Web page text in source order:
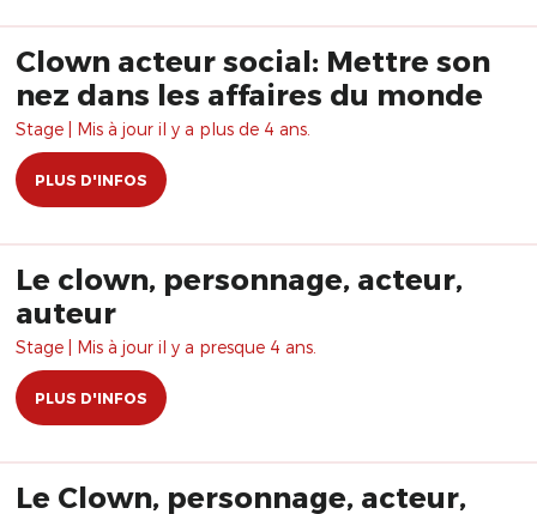
Clown acteur social: Mettre son
nez dans les affaires du monde
Stage | Mis à jour il y a plus de 4 ans.
PLUS D'INFOS
Le clown, personnage, acteur,
auteur
Stage | Mis à jour il y a presque 4 ans.
PLUS D'INFOS
Le Clown, personnage, acteur,